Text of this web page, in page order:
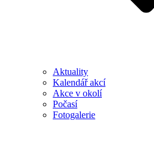
Aktuality
Kalendář akcí
Akce v okolí
Počasí
Fotogalerie